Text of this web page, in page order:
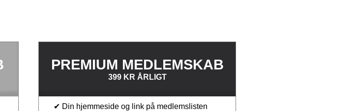
PREMIUM MEDLEMSKAB
399 KR ÅRLIGT
✔ Din hjemmeside og link på medlemslisten